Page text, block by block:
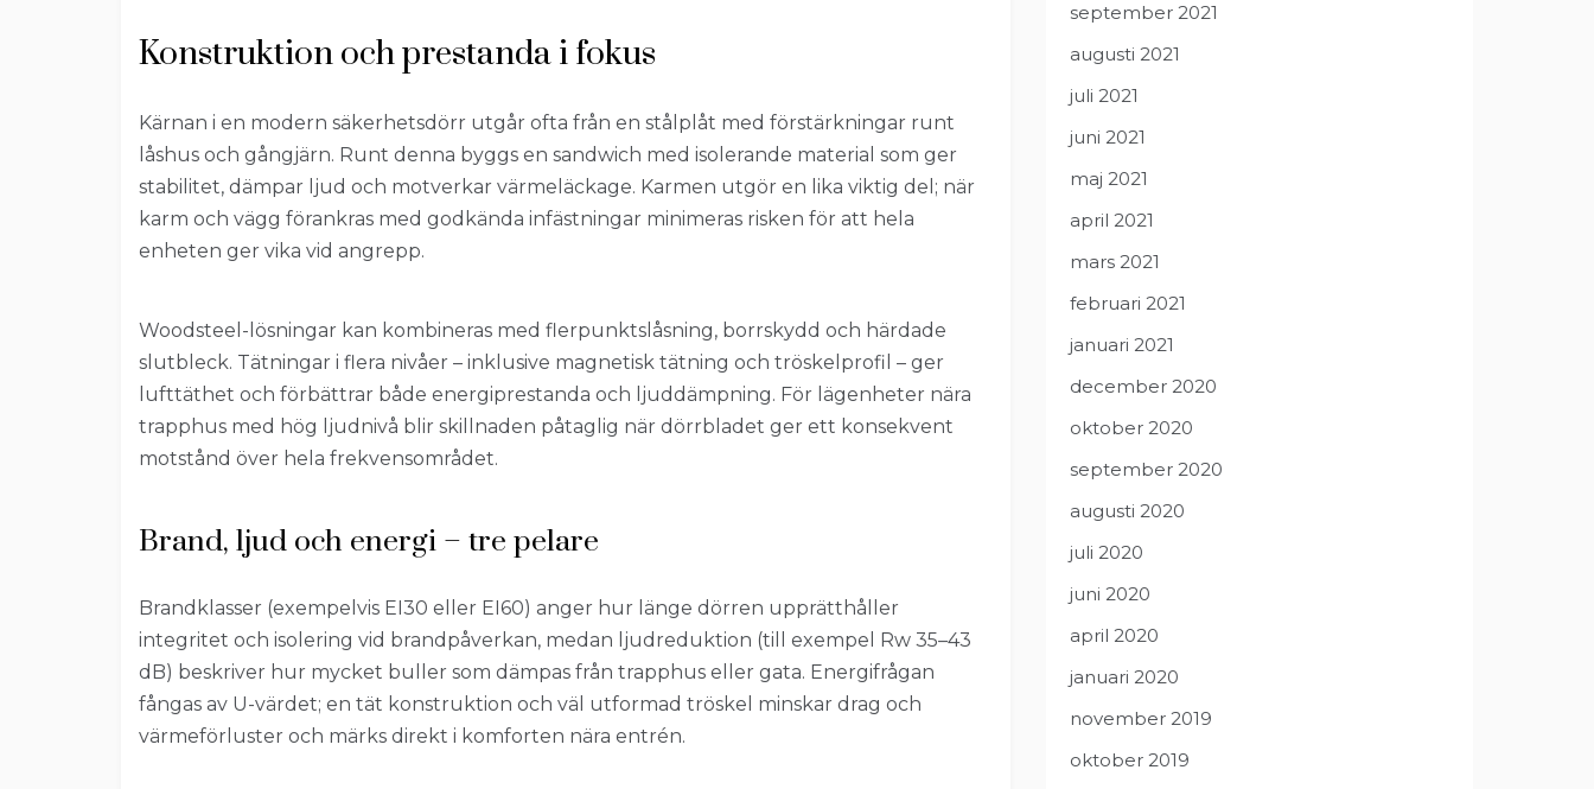
Konstruktion och prestanda i fokus
Kärnan i en modern säkerhetsdörr utgår ofta från en stålplåt med förstärkningar runt
låshus och gångjärn. Runt denna byggs en sandwich med isolerande material som ger
stabilitet, dämpar ljud och motverkar värmeläckage. Karmen utgör en lika viktig del; när
karm och vägg förankras med godkända infästningar minimeras risken för att hela
enheten ger vika vid angrepp.
Woodsteel-lösningar kan kombineras med flerpunktslåsning, borrskydd och härdade
slutbleck. Tätningar i flera nivåer – inklusive magnetisk tätning och tröskelprofil – ger
lufttäthet och förbättrar både energiprestanda och ljuddämpning. För lägenheter nära
trapphus med hög ljudnivå blir skillnaden påtaglig när dörrbladet ger ett konsekvent
motstånd över hela frekvensområdet.
Brand, ljud och energi – tre pelare
Brandklasser (exempelvis EI30 eller EI60) anger hur länge dörren upprätthåller
integritet och isolering vid brandpåverkan, medan ljudreduktion (till exempel Rw 35–43
dB) beskriver hur mycket buller som dämpas från trapphus eller gata. Energifrågan
fångas av U-värdet; en tät konstruktion och väl utformad tröskel minskar drag och
värmeförluster och märks direkt i komforten nära entrén.
september 2021
augusti 2021
juli 2021
juni 2021
maj 2021
april 2021
mars 2021
februari 2021
januari 2021
december 2020
oktober 2020
september 2020
augusti 2020
juli 2020
juni 2020
april 2020
januari 2020
november 2019
oktober 2019